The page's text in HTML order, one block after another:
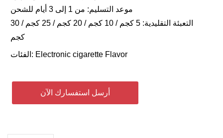
موعد التسليم: من 1 إلى 3 أيام للشحن
التعبئة التقليدية: 5 كجم / 10 كجم / 20 كجم / 25 كجم / 30
كجم
الفئات: Electronic cigarette Flavor
أرسل استفسارك الآن